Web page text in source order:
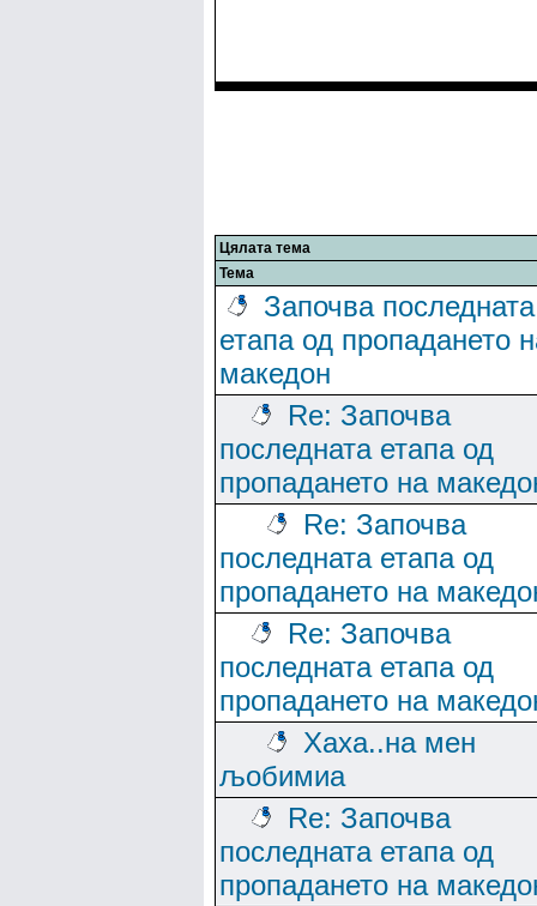
Цялата тема
Тема
Започва последната
етапа од пропадането
македон
Re: Започва
последната етапа од
пропадането на
Re: Започва
последната етапа од
пропадането на
Re: Започва
последната етапа од
пропадането на
Хаха..на мен
љобимиа
Re: Започва
последната етапа од
пропадането на